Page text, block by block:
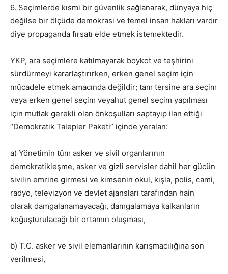
6. Seçimlerde kısmi bir güvenlik sağlanarak, dünyaya hiç
değilse bir ölçüde demokrasi ve temel insan hakları vardır
diye propaganda fırsatı elde etmek istemektedir.
YKP, ara seçimlere katılmayarak boykot ve teşhirini
sürdürmeyi kararlaştırırken, erken genel seçim için
mücadele etmek amacında değildir; tam tersine ara seçim
veya erken genel seçim veyahut genel seçim yapılması
için mutlak gerekli olan önkoşulları saptayıp ilan ettiği
“Demokratik Talepler Paketi” içinde yeralan:
a) Yönetimin tüm asker ve sivil organlarının
demokratikleşme, asker ve gizli servisler dahil her gücün
sivilin emrine girmesi ve kimsenin okul, kışla, polis, cami,
radyo, televizyon ve devlet ajansları tarafından hain
olarak damgalanamayacağı, damgalamaya kalkanların
koğuşturulacağı bir ortamın oluşması,
b) T.C. asker ve sivil elemanlarının karışmacılığına son
verilmesi,